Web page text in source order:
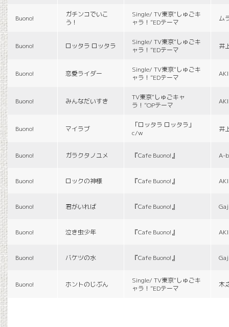
Buono!
ガチンコでいこ
う！
Single/ TV東京“しゅごキ
ャラ！”EDテーマ
ム
Buono! ロッタラ ロッタラ
Single/ TV東京“しゅごキ
ャラ！”EDテーマ
井
Buono! 恋愛ライダー
Single/ TV東京“しゅごキ
ャラ！”EDテーマ
Buono! みんなだいすき
TV東京“しゅごキャ
ラ！”OPテーマ
Buono! マイラブ
「ロッタラ ロッタラ」
c/w
井
Buono! ガラクタノユメ 『Cafe Buono!』 A-
Buono! ロックの神様 『Cafe Buono!』
Buono! 君がいれば 『Cafe Buono!』
Buono! 泣き虫少年 『Cafe Buono!』
Buono! バケツの水 『Cafe Buono!』
Buono! ホントのじぶん
Single/ TV東京“しゅごキ
ャラ！”EDテーマ
木